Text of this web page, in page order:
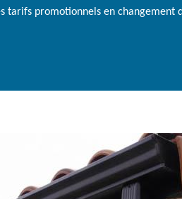
tarifs promotionnels en changement